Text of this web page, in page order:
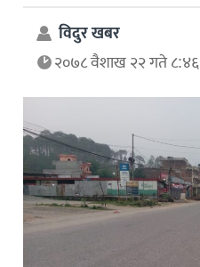
विदुर खबर
२०७८ वैशाख २२ गते ८:४६